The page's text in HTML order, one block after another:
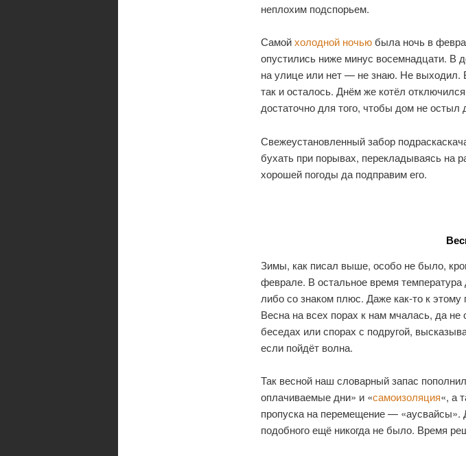
неплохим подспорьем.
Самойхолодной ночьюбыла ночь в
опустились ниже минус восемнадцати. В
на улице или нет — не знаю. Не выходил.
так и осталось. Днём же котёл
достаточно для того, чтобы дом не остыл
Свежеустановленный забор
бухать при порывах, перекладываясь на
хорошей погоды да подправим его.
Зимы, как писал выше, особо не было,
феврале. В остальное время
либо со знаком плюс. Даже как-то к
Весна на всех порах к нам мчалась, да не
беседах или спорах с подругой,
если пойдёт волна.
Так весной наш словарный запас
оплачиваемые дни» и «самоизоляция«, а
пропуска на перемещение — «аусвайсы».
подобного ещё никогда не было. Время